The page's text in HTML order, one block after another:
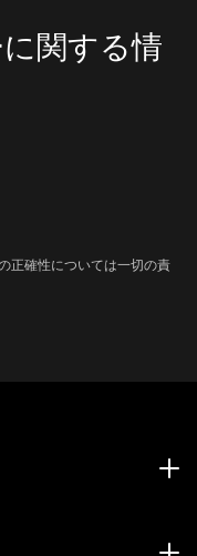
関する情
正確性については一切の責